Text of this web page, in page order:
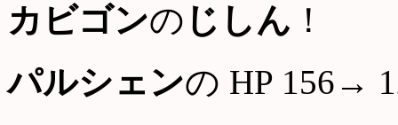
カビゴンの じしん ！
パルシェンの HP 156→